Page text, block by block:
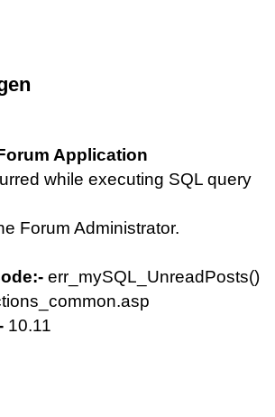
Application
while executing SQL query
Forum Administrator.
err_mySQL_UnreadPosts()
10.11